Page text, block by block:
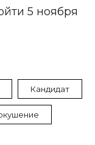
5 ноября
Кандидат